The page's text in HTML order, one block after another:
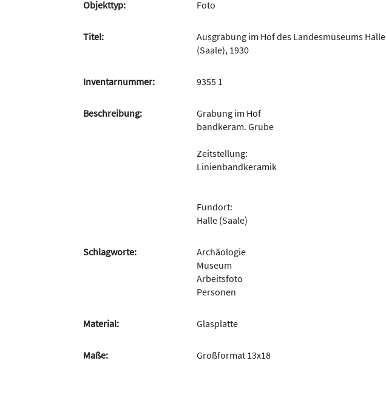
Objekttyp: Foto
Titel:
Ausgrabung im Hof des Landesmuseums Halle
(Saale), 1930
Inventarnummer: 9355 1
Beschreibung:
Grabung im Hof
bandkeram. Grube
Zeitstellung:
Linienbandkeramik
Fundort:
Halle (Saale)
Schlagworte:
Archäologie
Museum
Arbeitsfoto
Personen
Material: Glasplatte
Maße: Großformat 13x18